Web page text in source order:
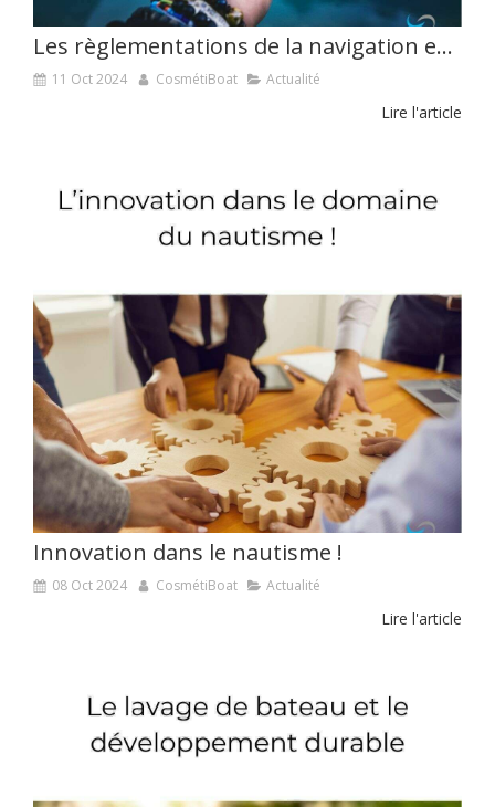
Les règlementations de la navigation en mer
11 Oct 2024 CosmétiBoat Actualité
Lire l'article
Innovation dans le nautisme !
08 Oct 2024 CosmétiBoat Actualité
Lire l'article